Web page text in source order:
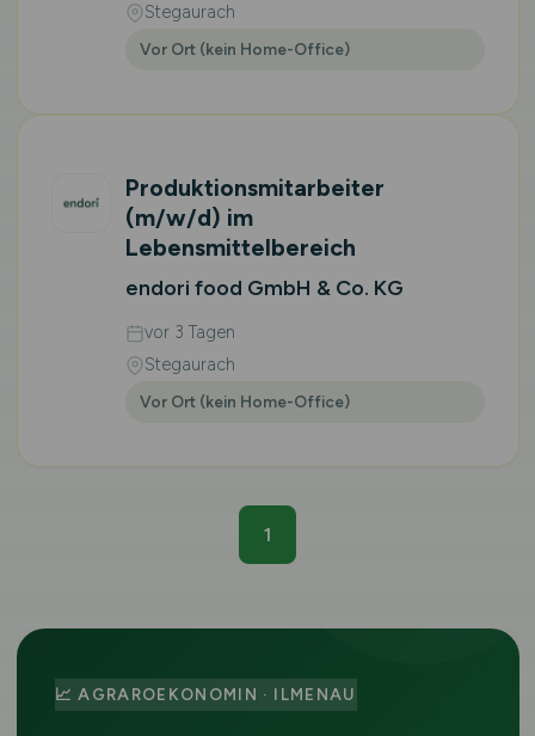
Stegaurach
Vor Ort (kein Home-Office)
Produktionsmitarbeiter
(m/w/d) im
Lebensmittelbereich
endori food GmbH & Co. KG
vor 3 Tagen
Stegaurach
Vor Ort (kein Home-Office)
1
📈 AGRAROEKONOMIN · ILMENAU